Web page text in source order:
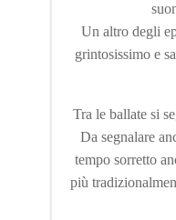
Un altro degli
grintosissimo e
Tra le ballate si
Da segnalare
tempo sorretto
più